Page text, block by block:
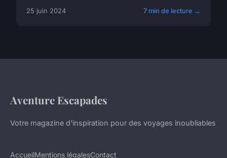
25 juin 2024 7 min de lecture →
Aventure Escapades
Votre magazine d'inspiration pour des voyages inoubliables
AccueilMentions légalesContact